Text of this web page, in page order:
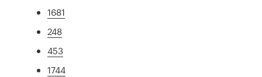
1681
248
453
1744